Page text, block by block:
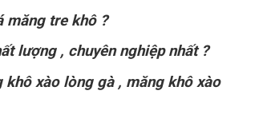
măng tre khô ?
lượng , chuyên nghiệp nhất ?
xào lòng gà , măng khô xào